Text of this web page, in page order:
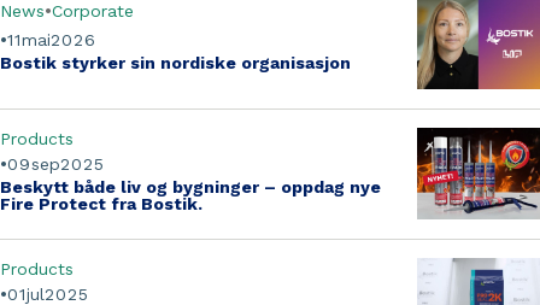
mai
11 2026
News Corporate
Bostik styrker sin nordiske organisasjon
sep
09 2025
Products
Beskytt både liv og bygninger – oppdag nye
Fire Protect fra Bostik.
jul
01 2025
Products